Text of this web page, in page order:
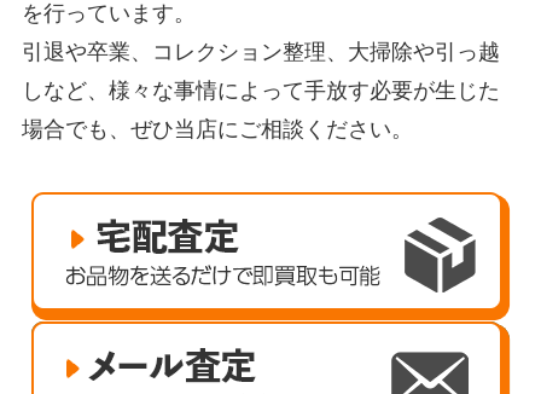
を行っています。
引退や卒業、コレクション整理、大掃除や引っ越
しなど、様々な事情によって手放す必要が生じた
場合でも、ぜひ当店にご相談ください。